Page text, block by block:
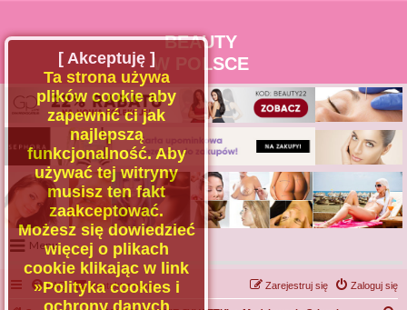
BEAUTY
W POLSCE
Menu
Portal
Facebook
FAQ Kontakt z nami Zaloguj się
Zarejestruj się
[ Akceptuję ]
Ta strona używa
plików cookie aby
zapewnić ci jak
najlepszą
funkcjonalność. Aby
używać tej witryny
musisz ten fakt
zaakceptować.
Możesz się dowiedzieć
więcej o plikach
cookie klikając w link
»Polityka cookies i
ochrony danych